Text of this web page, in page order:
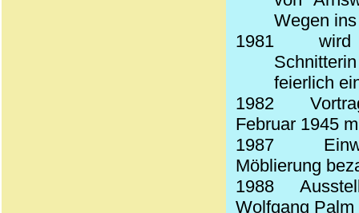
Wegen
1981
wird
feierlich
1982
Februar 1945
1987
Möblierung
1988
Wolfgang